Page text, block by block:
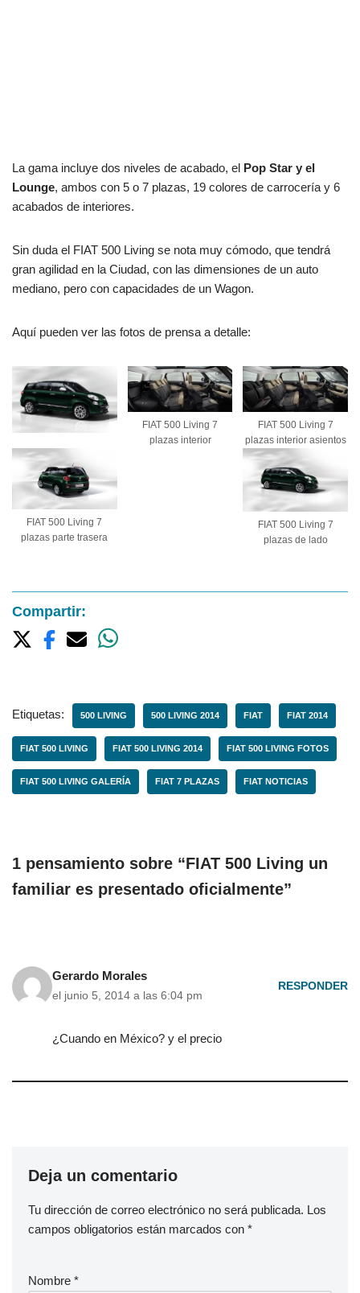
La gama incluye dos niveles de acabado, el Pop Star y el
Lounge, ambos con 5 o 7 plazas, 19 colores de carrocería y 6
acabados de interiores.
Sin duda el FIAT 500 Living se nota muy cómodo, que tendrá
gran agilidad en la Ciudad, con las dimensiones de un auto
mediano, pero con capacidades de un Wagon.
Aquí pueden ver las fotos de prensa a detalle:
FIAT 500 Living 7
plazas interior
FIAT 500 Living 7
plazas interior asientos
FIAT 500 Living 7
plazas parte trasera
FIAT 500 Living 7
plazas de lado
Compartir:
Etiquetas: 500 LIVING 500 LIVING 2014 FIAT FIAT 2014
FIAT 500 LIVING FIAT 500 LIVING 2014 FIAT 500 LIVING FOTOS
FIAT 500 LIVING GALERÍA FIAT 7 PLAZAS FIAT NOTICIAS
1 pensamiento sobre “FIAT 500 Living un
familiar es presentado oficialmente”
Gerardo Morales
el junio 5, 2014 a las 6:04 pm
RESPONDER
¿Cuando en México? y el precio
Deja un comentario
Tu dirección de correo electrónico no será publicada. Los
campos obligatorios están marcados con *
Nombre *